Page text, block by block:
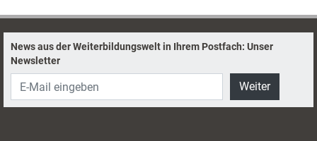
News aus der Weiterbildungswelt in Ihrem Postfach: Unser
Newsletter
Weiter